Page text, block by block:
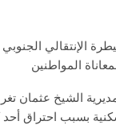
الإنتقالي
المواطنين
مديرية الشيخ
بسبب احتراق